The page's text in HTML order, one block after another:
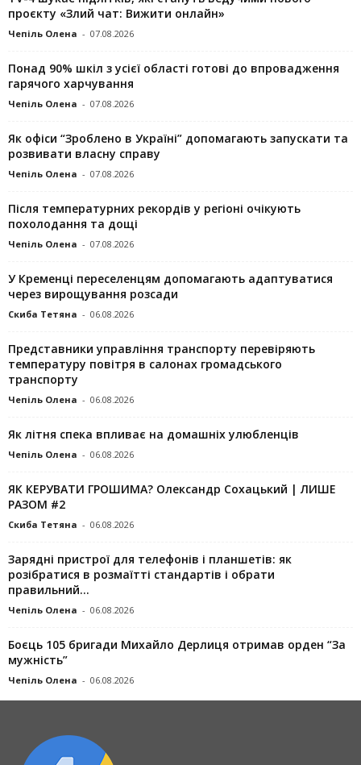
проєкту «Злий чат: Вижити онлайн»
Чепіль Олена - 07.08.2026
Понад 90% шкіл з усієї області готові до впровадження
гарячого харчування
Чепіль Олена - 07.08.2026
Як офіси “Зроблено в Україні” допомагають запускaти та
розвивати власну справу
Чепіль Олена - 07.08.2026
Після температурних рекордів у регіоні очікують
похолодання та дощі
Чепіль Олена - 07.08.2026
У Кременці переселенцям допомагають адаптуватися
через вирощування розсади
Скиба Тетяна - 06.08.2026
Представники управління транспорту перевіряють
температуру повітря в салонах громадського
транспорту
Чепіль Олена - 06.08.2026
Як літня спека впливає на домашніх улюбленців
Чепіль Олена - 06.08.2026
ЯК КЕРУВАТИ ГРОШИМА? Олександр Сохацький | ЛИШЕ
РАЗОМ #2
Скиба Тетяна - 06.08.2026
Зарядні пристрої для телефонів і планшетів: як
розібратися в розмаїтті стандартів і обрати
правильний...
Чепіль Олена - 06.08.2026
Боєць 105 бригади Михайло Дерлиця отримав орден “За
мужність”
Чепіль Олена - 06.08.2026